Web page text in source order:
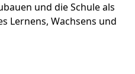
und die Schule als
Lernens, Wachsens und